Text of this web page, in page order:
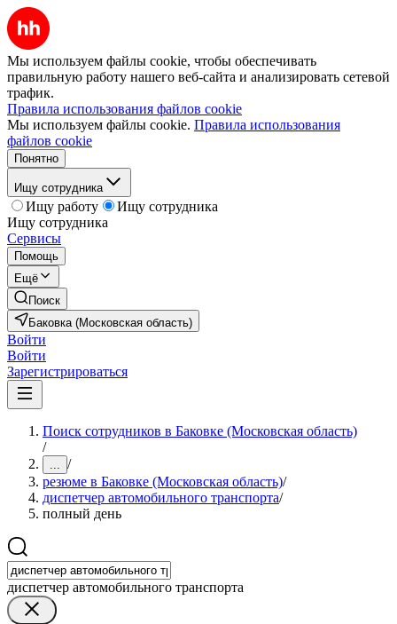
Мы используем файлы cookie, чтобы обеспечивать
правильную работу нашего веб-сайта и анализировать сетевой
трафик.
Правила использования файлов cookie
Мы используем файлы cookie. Правила использования
файлов cookie
Понятно
Ищу сотрудника
Ищу работу
Ищу сотрудника
Ищу сотрудника
Сервисы
Помощь
Ещё
Поиск
Баковка (Московская область)
Войти
Войти
Зарегистрироваться
Поиск сотрудников в Баковке (Московская область)
/
... /
резюме в Баковке (Московская область)/
диспетчер автомобильного транспорта/
полный день
диспетчер автомобильного транспорта